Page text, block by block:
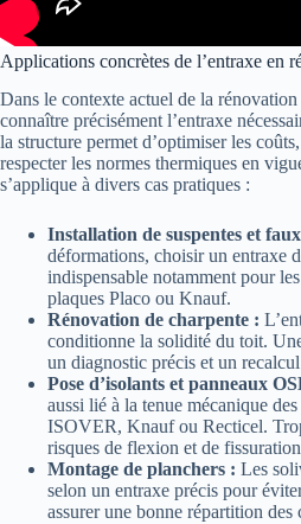
Applications concrètes de l’entraxe en
Dans le contexte actuel de la rénovation
connaître précisément l’entraxe
la structure permet d’optimiser les
respecter les normes thermiques en
s’applique à divers cas pratiques :
Installation de suspentes et
déformations, choisir un entraxe
indispensable notamment pour
plaques Placo ou Knauf.
Rénovation de charpente :
conditionne la solidité du toit.
un diagnostic précis et un recalcul
Pose d’isolants et panneaux
aussi lié à la tenue mécanique
ISOVER, Knauf ou Recticel.
risques de flexion et de
Montage de planchers : Les
selon un entraxe précis pour
assurer une bonne répartition des